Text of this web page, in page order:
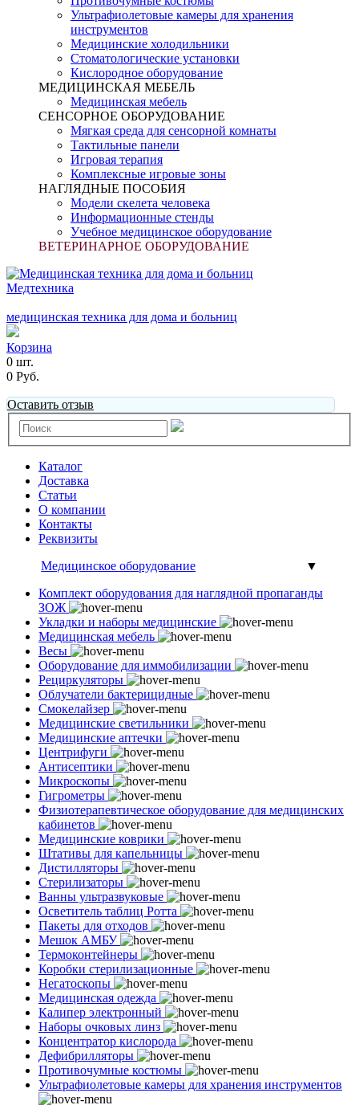
Ультрафиолетовые камеры для хранения
инструментов
Медицинские холодильники
Стоматологические установки
Кислородное оборудование
МЕДИЦИНСКАЯ МЕБЕЛЬ
Медицинская мебель
СЕНСОРНОЕ ОБОРУДОВАНИЕ
Мягкая среда для сенсорной комнаты
Тактильные панели
Игровая терапия
Комплексные игровые зоны
НАГЛЯДНЫЕ ПОСОБИЯ
Модели скелета человека
Информационные стенды
Учебное медицинское оборудование
ВЕТЕРИНАРНОЕ ОБОРУДОВАНИЕ
Медтехника
медицинская техника для дома и больниц
Корзина
0 шт.
0 Руб.
Оставить отзыв
Каталог
Доставка
Статьи
О компании
Контакты
Реквизиты
Медицинское оборудование
▼
Комплект оборудования для наглядной пропаганды
ЗОЖ
Укладки и наборы медицинские
Медицинская мебель
Весы
Оборудование для иммобилизации
Рециркуляторы
Облучатели бактерицидные
Смокелайзер
Медицинские светильники
Медицинские аптечки
Центрифуги
Антисептики
Микроскопы
Гигрометры
Физиотерапевтическое оборудование для медицинских
кабинетов
Медицинские коврики
Штативы для капельницы
Дистилляторы
Стерилизаторы
Ванны ультразвуковые
Осветитель таблиц Ротта
Пакеты для отходов
Мешок АМБУ
Термоконтейнеры
Коробки стерилизационные
Негатоскопы
Медицинская одежда
Калипер электронный
Наборы очковых линз
Концентратор кислорода
Дефибрилляторы
Противочумные костюмы
Ультрафиолетовые камеры для хранения инструментов